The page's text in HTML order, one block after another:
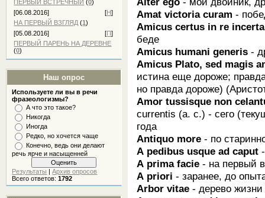
ПЕРВЫЙ ВСТРЕЧНЫЙ (0)
[06.08.2016]
[Н]
НА ПЕРВЫЙ ВЗГЛЯД (1)
[05.08.2016]
[П]
ПЕРВЫЙ ПАРЕНЬ НА ДЕРЕВНЕ
(0)
Наш опрос
Используете ли вы в речи
фразеологизмы?
А что это такое?
Никогда
Иногда
Редко, но хочется чаще
Конечно, ведь они делают
речь ярче и насыщенней
Результаты |Архив опросов
Всего ответов:1792
Amat victoria curam -
Amicus certus in re
беде
Amicus humani generis-
Amicus Plato, sed magis
истина еще дороже;
но правда дороже)
Amor tussisque non
currentis (а. с.) - сего
года
Antiquo more- по
А pedibus usque ad caput
А prima facie- на первый
А priori - заранее, до
Arbor vitae- дерево жизни